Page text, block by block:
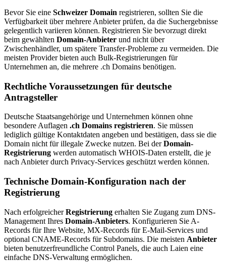
Bevor Sie eine Schweizer Domain registrieren, sollten Sie die
Verfügbarkeit über mehrere Anbieter prüfen, da die Suchergebnisse
gelegentlich variieren können. Registrieren Sie bevorzugt direkt
beim gewählten Domain-Anbieter und nicht über
Zwischenhändler, um spätere Transfer-Probleme zu vermeiden. Die
meisten Provider bieten auch Bulk-Registrierungen für
Unternehmen an, die mehrere .ch Domains benötigen.
Rechtliche Voraussetzungen für deutsche
Antragsteller
Deutsche Staatsangehörige und Unternehmen können ohne
besondere Auflagen .ch Domains registrieren. Sie müssen
lediglich gültige Kontaktdaten angeben und bestätigen, dass sie die
Domain nicht für illegale Zwecke nutzen. Bei derDomain-
Registrierung werden automatisch WHOIS-Daten erstellt, die je
nach Anbieter durch Privacy-Services geschützt werden können.
Technische Domain-Konfiguration nach der
Registrierung
Nach erfolgreicherRegistrierung erhalten Sie Zugang zum DNS-
Management Ihres Domain-Anbieters. Konfigurieren Sie A-
Records für Ihre Website, MX-Records für E-Mail-Services und
optional CNAME-Records für Subdomains. Die meisten Anbieter
bieten benutzerfreundliche Control Panels, die auch Laien eine
einfache DNS-Verwaltung ermöglichen.